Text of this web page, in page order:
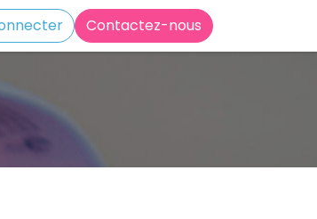
Contactez-nous